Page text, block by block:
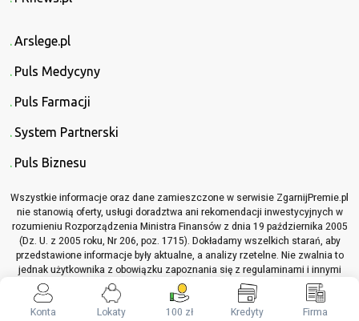
Arslege.pl
Puls Medycyny
Puls Farmacji
System Partnerski
Puls Biznesu
Wszystkie informacje oraz dane zamieszczone w serwisie ZgarnijPremie.pl
nie stanowią oferty, usługi doradztwa ani rekomendacji inwestycyjnych w
rozumieniu Rozporządzenia Ministra Finansów z dnia 19 października 2005
(Dz. U. z 2005 roku, Nr 206, poz. 1715). Dokładamy wszelkich starań, aby
przedstawione informacje były aktualne, a analizy rzetelne. Nie zwalnia to
jednak użytkownika z obowiązku zapoznania się z regulaminami i innymi
materiałami informacyjnymi, które dotyczą opisywanych produktów lub
usług, przed podjęciem jakichkolwiek decyzji z nimi związanych.
Konta
Lokaty 100 zł Kredyty Firma